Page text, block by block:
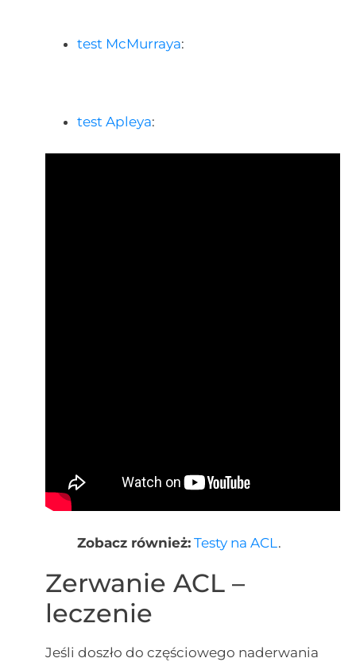
test McMurraya:
test Apleya:
Zobacz również: Testy na ACL.
Zerwanie ACL –
leczenie
Jeśli doszło do częściowego naderwania